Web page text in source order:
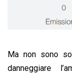
Ma non sono
danneggiare